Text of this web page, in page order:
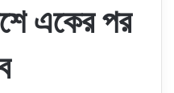
একের পর